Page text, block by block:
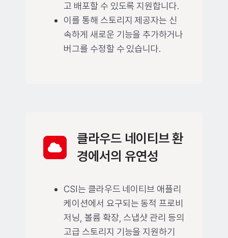
고 배포할 수 있도록 지원합니다.
이를 통해 스토리지 제공자는 신
속하게 새로운 기능을 추가하거나
버그를 수정할 수 있습니다.
클라우드 네이티브 환
경에서의 유연성
CSI는 클라우드 네이티브 애플리
케이션에서 요구되는 동적 프로비
저닝, 볼륨 확장, 스냅샷 관리 등의
고급 스토리지 기능을 지원하기